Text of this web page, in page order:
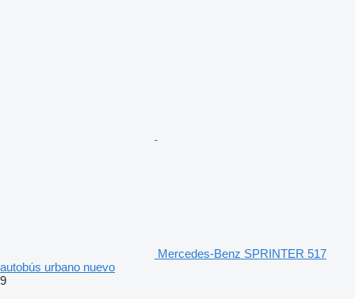
Mercedes-Benz SPRINTER 517
autobús urbano nuevo
9